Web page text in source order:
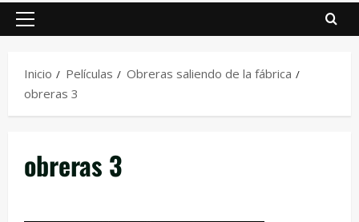
Inicio Películas
Obreras saliendo de la fábrica
obreras 3
obreras 3